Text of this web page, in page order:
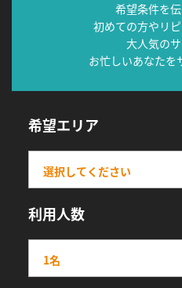
希望条件を
初めての方やリ
大人気のサ
お忙しいあなたを
希望エリア
利用人数